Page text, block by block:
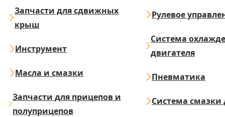
Запчасти для сдвижных
крыш
Инструмент
Масла и смазки
Запчасти для прицепов и
полуприцепов
Рулевое
Система
двигателя
Пневматика
Система смазки